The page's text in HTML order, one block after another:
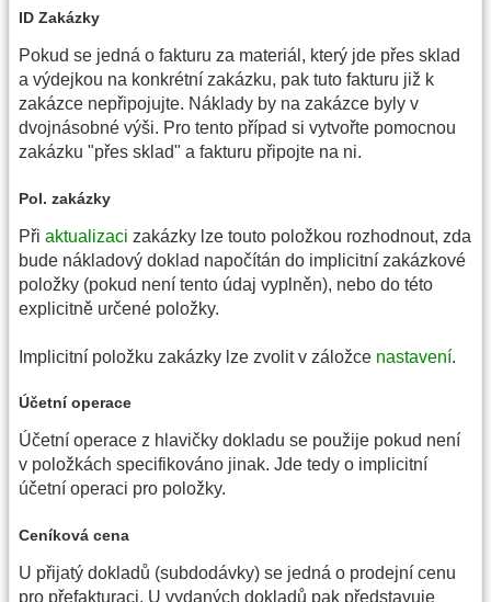
ID Zakázky
Pokud se jedná o fakturu za materiál, který jde přes sklad
a výdejkou na konkrétní zakázku, pak tuto fakturu již k
zakázce nepřipojujte. Náklady by na zakázce byly v
dvojnásobné výši. Pro tento případ si vytvořte pomocnou
zakázku "přes sklad" a fakturu připojte na ni.
Pol. zakázky
Při aktualizaci zakázky lze touto položkou rozhodnout, zda
bude nákladový doklad napočítán do implicitní zakázkové
položky (pokud není tento údaj vyplněn), nebo do této
explicitně určené položky.
Implicitní položku zakázky lze zvolit v záložce nastavení.
Účetní operace
Účetní operace z hlavičky dokladu se použije pokud není
v položkách specifikováno jinak. Jde tedy o implicitní
účetní operaci pro položky.
Ceníková cena
U přijatý dokladů (subdodávky) se jedná o prodejní cenu
pro přefakturaci. U vydaných dokladů pak představuje